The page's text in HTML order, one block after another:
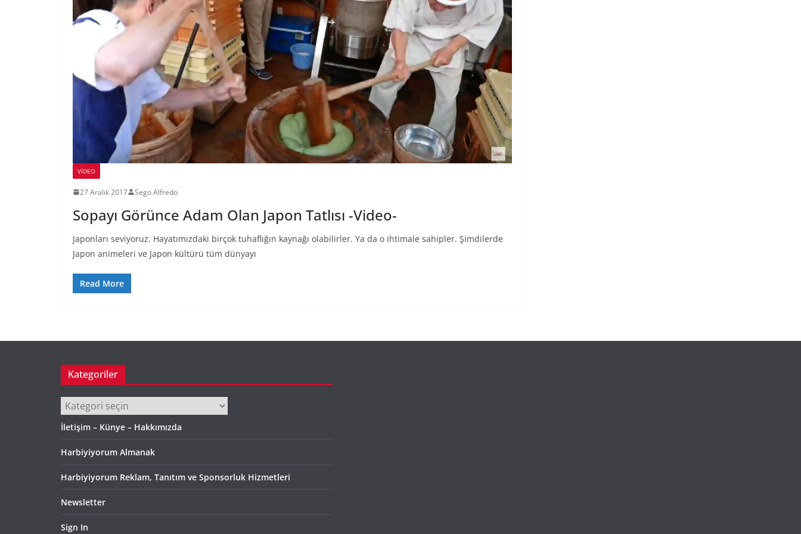
VIDEO
27 Aralık 2017 Sego Alfredo
Sopayı Görünce Adam Olan Japon Tatlısı -Video-
Japonları seviyoruz. Hayatımızdaki birçok tuhaflığın kaynağı olabilirler. Ya da o ihtimale sahipler. Şimdilerde
Japon animeleri ve Japon kültürü tüm dünyayı
Read More
Kategoriler
Kategoriler
İletişim – Künye – Hakkımızda
Harbiyiyorum Almanak
Harbiyiyorum Reklam, Tanıtım ve Sponsorluk Hizmetleri
Newsletter
Sign In